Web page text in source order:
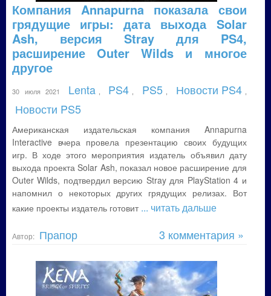
Компания Annapurna показала свои
грядущие игры: дата выхода Solar
Ash, версия Stray для PS4,
расширение Outer Wilds и многое
другое
30 июля 2021 Lenta PS4 PS5 Новости PS4
Новости PS5
Американская издательская компания Annapurna
Interactive вчера провела презентацию своих будущих
игр. В ходе этого мероприятия издатель объявил дату
выхода проекта Solar Ash, показал новое расширение для
Outer Wilds, подтвердил версию Stray для PlayStation 4 и
напомнил о некоторых других грядущих релизах. Вот
какие проекты издатель готовит ... читать дальше
Автор: Прапор 3 комментария »